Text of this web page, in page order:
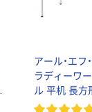
アール・エフ
ラディーワ
ル 平机 長方
700×高さ